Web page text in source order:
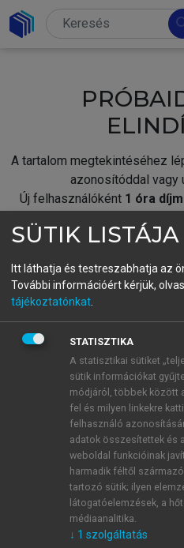
A tartalom megtekintéséhez
azonosítóddal vagy
Új felhasználóként 1 óra
fiókoddal,vagy
A regisztráció után a
BELÉPÉS SAJÁT
ÚJ FIÓK
1 óra díjmentes hozzáférés
E-MAIL-CÍM
SÜTIK LISTÁJA
Itt láthatja és testreszabhatja az
További információért kérjük,
tájékoztatónkat
STATISZTIKA
A statisztikai sütiket
sütik információkat
módjáról, többek között
fel és milyen linkekre
felhasználó
adatok összesítettek és
weboldal funkcióinak
harmadik féltől
tartozó sütik; ilyen
látogatóelemzések, a
médiaanalitika.
↓ 1 szolgáltatás